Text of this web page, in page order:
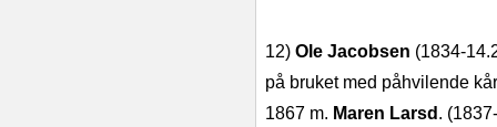
12) Ole Jacobsen (1834-
på bruket med påhvilende
1867 m. Maren Larsd .